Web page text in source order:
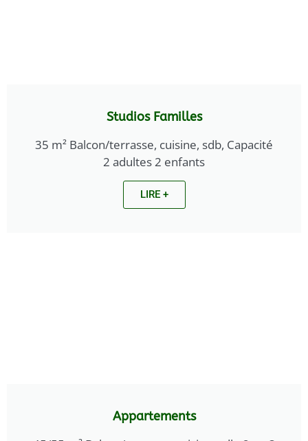
Studios Familles
35 m² Balcon/terrasse, cuisine, sdb, Capacité
2 adultes 2 enfants
LIRE +
Appartements